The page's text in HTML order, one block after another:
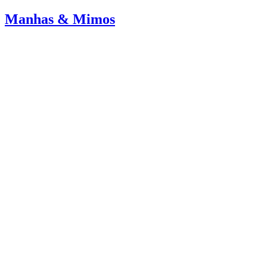
Manhas & Mimos